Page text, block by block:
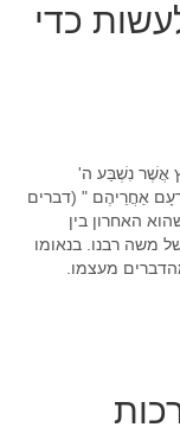
כדי
אֲשֶׁר נִשְׁבַּע ה'
אַחֲרֵיהֶם " (דברים
האחרון בין
משה רבנו. בנאומו
מעצמו.